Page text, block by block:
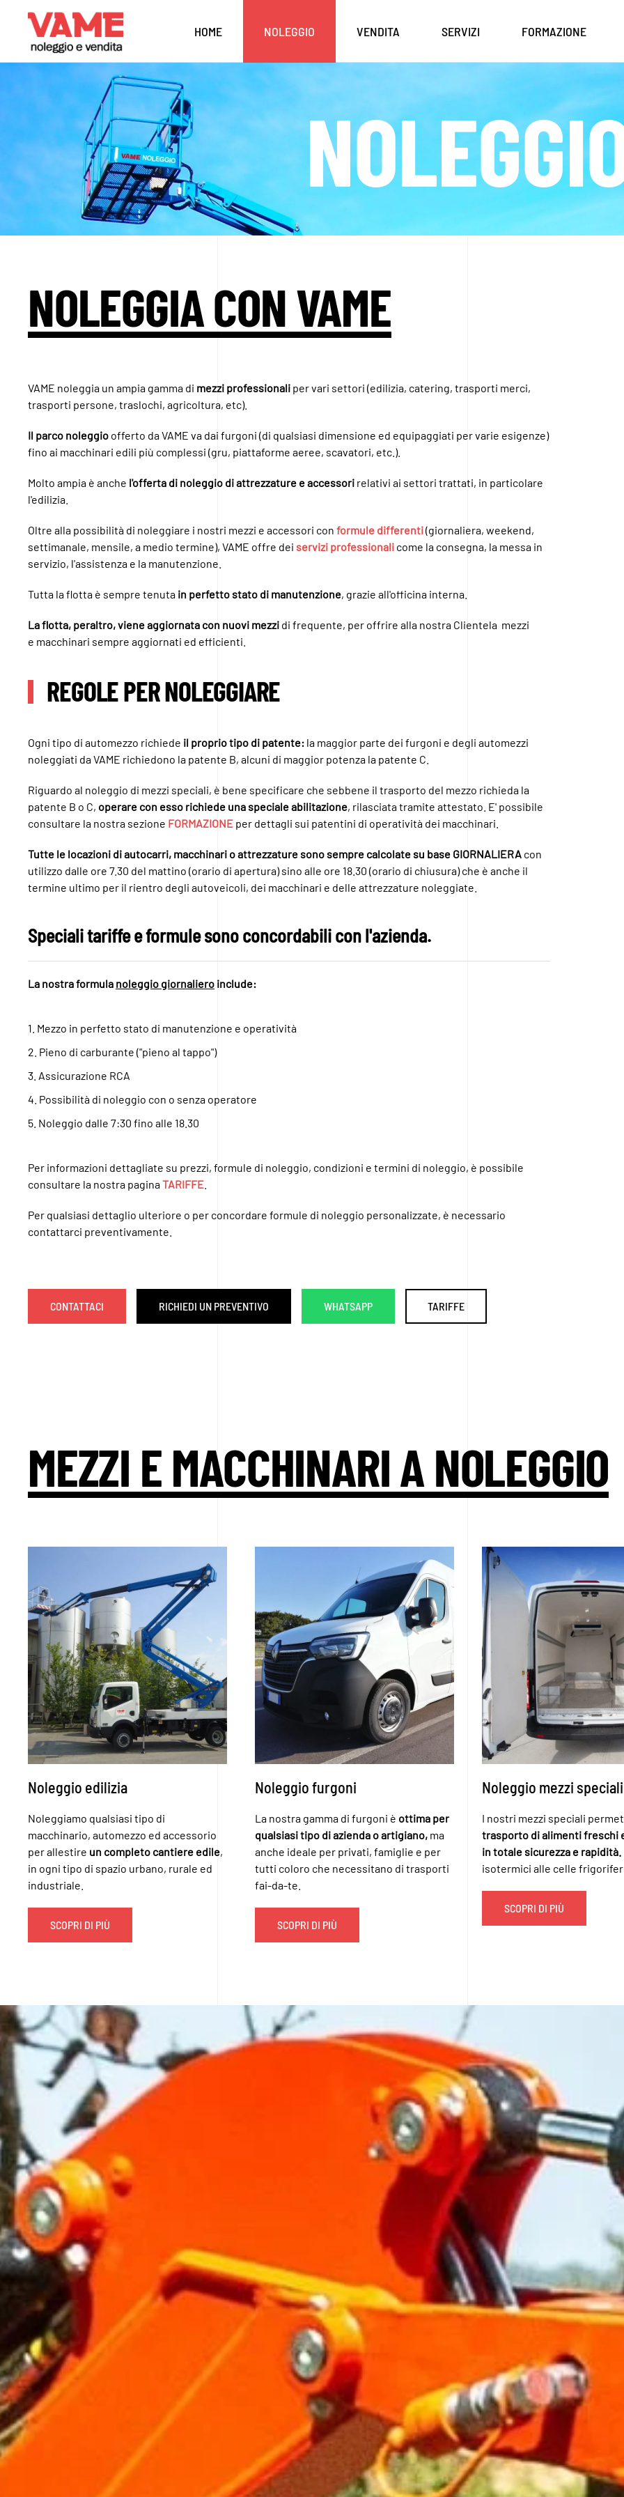
HOME NOLEGGIO VENDITA SERVIZI FORMAZIONE
NOLEGGIA CON VAME
VAME noleggia un ampia gamma di mezzi professionali per vari settori (edilizia, catering, trasporti merci,
trasporti persone, traslochi, agricoltura, etc).
Il parco noleggio offerto da VAME va dai furgoni (di qualsiasi dimensione ed equipaggiati per varie esigenze)
fino ai macchinari edili più complessi (gru, piattaforme aeree, scavatori, etc.).
Molto ampia è anche l'offerta di noleggio di attrezzature e accessori relativi ai settori trattati, in particolare
l'edilizia.
Oltre alla possibilità di noleggiare i nostri mezzi e accessori con formule differenti(giornaliera, weekend,
settimanale, mensile, a medio termine), VAME offre dei servizi professionali come la consegna, la messa in
servizio, l'assistenza e la manutenzione.
Tutta la flotta è sempre tenuta in perfetto stato di manutenzione, grazie all'officina interna.
La flotta, peraltro, viene aggiornata con nuovi mezzi di frequente, per offrire alla nostra Clientela mezzi
e macchinari sempre aggiornati ed efficienti.
REGOLE PER NOLEGGIARE
Ogni tipo di automezzo richiede il proprio tipo di patente: la maggior parte dei furgoni e degli automezzi
noleggiati da VAME richiedono la patente B, alcuni di maggior potenza la patente C.
Riguardo al noleggio di mezzi speciali, è bene specificare che sebbene il trasporto del mezzo richieda la
patente B o C, operare con esso richiede una speciale abilitazione, rilasciata tramite attestato. E' possibile
consultare la nostra sezione FORMAZIONE per dettagli sui patentini di operatività dei macchinari.
Tutte le locazioni di autocarri, macchinari o attrezzature sono sempre calcolate su base GIORNALIERA con
utilizzo dalle ore 7.30 del mattino (orario di apertura) sino alle ore 18.30 (orario di chiusura) che è anche il
termine ultimo per il rientro degli autoveicoli, dei macchinari e delle attrezzature noleggiate.
Speciali tariffe e formule sono concordabili con l'azienda.
La nostra formula noleggio giornaliero include:
1. Mezzo in perfetto stato di manutenzione e operatività
2. Pieno di carburante ("pieno al tappo")
3. Assicurazione RCA
4. Possibilità di noleggio con o senza operatore
5. Noleggio dalle 7:30 fino alle 18.30
Per informazioni dettagliate su prezzi, formule di noleggio, condizioni e termini di noleggio, è possibile
consultare la nostra paginaTARIFFE
Per qualsiasi dettaglio ulteriore o per concordare formule di noleggio personalizzate, è necessario
contattarci preventivamente.
CONTATTACI RICHIEDI UN PREVENTIVO WHATSAPP TARIFFE
MEZZI E MACCHINARI A NOLEGGIO
Noleggio edilizia
Noleggiamo qualsiasi tipo di
macchinario, automezzo ed accessorio
per allestire un completo cantiere edile,
in ogni tipo di spazio urbano, rurale ed
industriale.
SCOPRI DI PIÙ
Noleggio furgoni
La nostra gamma di furgoni è ottima per
qualsiasi tipo di azienda o artigiano, ma
anche ideale per privati, famiglie e per
tutti coloro che necessitano di trasporti
fai-da-te.
SCOPRI DI PIÙ
Noleggio mezzi speciali
I nostri mezzi speciali
trasporto di alimenti freschi
in totale sicurezza e rapidità.
isotermici alle celle
SCOPRI DI PIÙ